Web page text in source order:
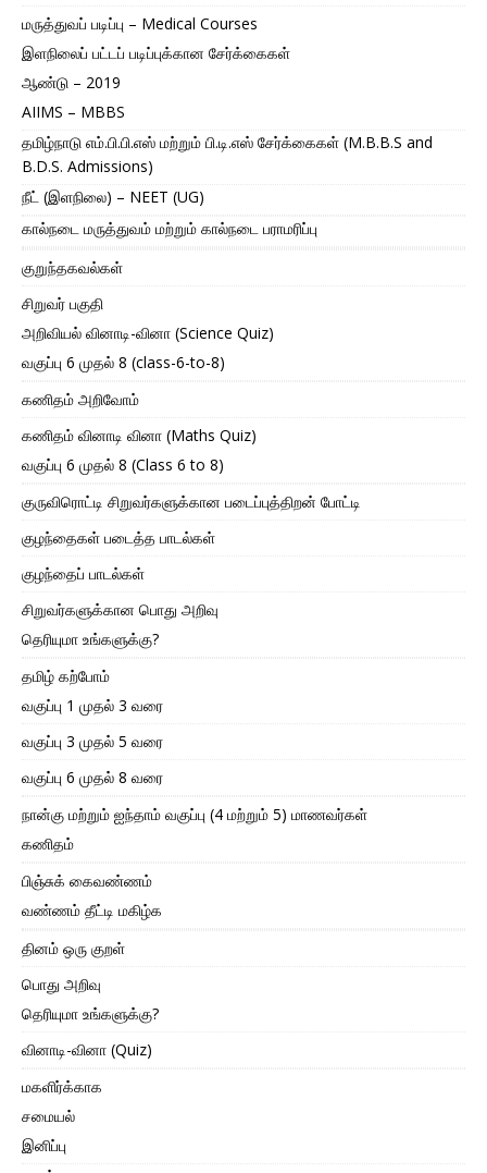
மருத்துவப் படிப்பு – Medical Courses
இளநிலைப் பட்டப் படிப்புக்கான சேர்க்கைகள்
ஆண்டு – 2019
AIIMS – MBBS
தமிழ்நாடு எம்.பி.பி.எஸ் மற்றும் பி.டி.எஸ் சேர்க்கைகள் (M.B.B.S and
B.D.S. Admissions)
நீட் (இளநிலை) – NEET (UG)
கால்நடை மருத்துவம் மற்றும் கால்நடை பராமரிப்பு
குறுந்தகவல்கள்
சிறுவர் பகுதி
அறிவியல் வினாடி-வினா (Science Quiz)
வகுப்பு 6 முதல் 8 (class-6-to-8)
கணிதம் அறிவோம்
கணிதம் வினாடி வினா (Maths Quiz)
வகுப்பு 6 முதல் 8 (Class 6 to 8)
குருவிரொட்டி சிறுவர்களுக்கான படைப்புத்திறன் போட்டி
குழந்தைகள் படைத்த பாடல்கள்
குழந்தைப் பாடல்கள்
சிறுவர்களுக்கான பொது அறிவு
தெரியுமா உங்களுக்கு?
தமிழ் கற்போம்
வகுப்பு 1 முதல் 3 வரை
வகுப்பு 3 முதல் 5 வரை
வகுப்பு 6 முதல் 8 வரை
நான்கு மற்றும் ஐந்தாம் வகுப்பு (4 மற்றும் 5) மாணவர்கள்
கணிதம்
பிஞ்சுக் கைவண்ணம்
வண்ணம் தீட்டி மகிழ்க
தினம் ஒரு குறள்
பொது அறிவு
தெரியுமா உங்களுக்கு?
வினாடி-வினா (Quiz)
மகளிர்க்காக
சமையல்
இனிப்பு